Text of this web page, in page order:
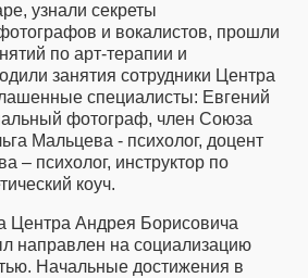
узнали секреты
и вокалистов, прошли
по арт-терапии и
занятия сотрудники Центра
специалисты: Евгений
фотограф, член Союза
Мальцева - психолог, доцент
– психолог, инструктор по
коуч.
Центра Андрея Борисовича
направлен на социализацию
Начальные достижения в